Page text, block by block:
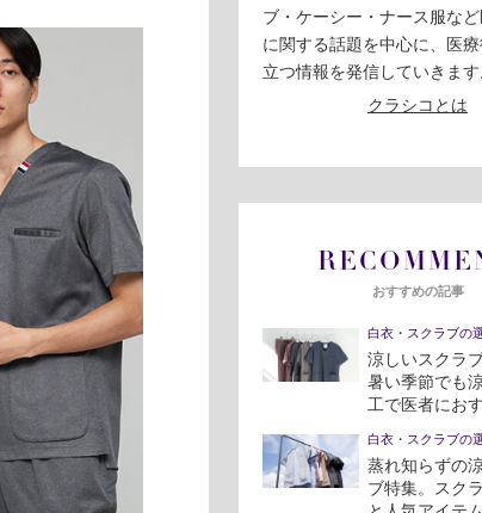
ブ・ケーシー・ナース服な
に関する話題を中心に、医
立つ情報を発信していきます
クラシコとは
おすすめの記事
白衣・スクラブの
涼しいスクラ
暑い季節でも
工で医者にお
白衣・スクラブの
蒸れ知らずの
ブ特集。スク